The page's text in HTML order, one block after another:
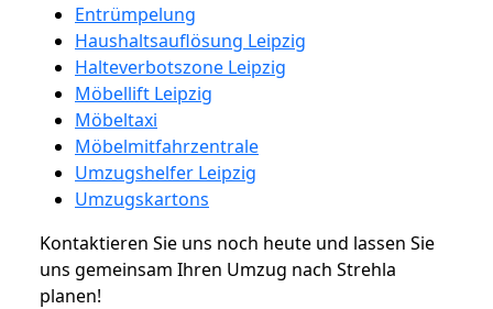
Entrümpelung
Haushaltsauflösung Leipzig
Halteverbotszone Leipzig
Möbellift Leipzig
Möbeltaxi
Möbelmitfahrzentrale
Umzugshelfer Leipzig
Umzugskartons
Kontaktieren Sie uns noch heute und lassen Sie
uns gemeinsam Ihren Umzug nach Strehla
planen!